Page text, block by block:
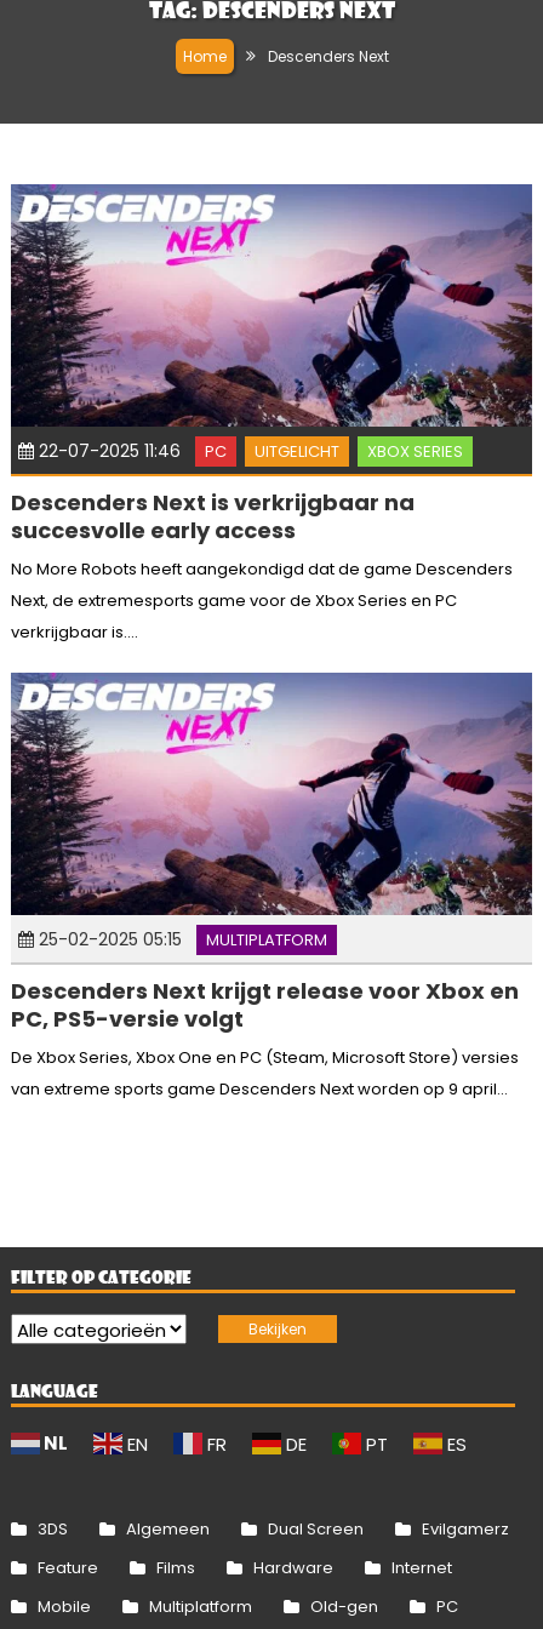
Tag: Descenders Next
Home Descenders Next
22-07-2025 11:46 PC UITGELICHT XBOX SERIES
Descenders Next is verkrijgbaar na
succesvolle early access
No More Robots heeft aangekondigd dat de game Descenders
Next, de extremesports game voor de Xbox Series en PC
verkrijgbaar is....
25-02-2025 05:15 MULTIPLATFORM
Descenders Next krijgt release voor Xbox en
PC, PS5-versie volgt
De Xbox Series, Xbox One en PC (Steam, Microsoft Store) versies
van extreme sports game Descenders Next worden op 9 april...
FILTER OP CATEGORIE
LANGUAGE
NL EN FR DE PT ES
3DS Algemeen Dual Screen
Evilgamerz
Feature
Films Hardware
Internet
Mobile
Multiplatform Old-gen PC